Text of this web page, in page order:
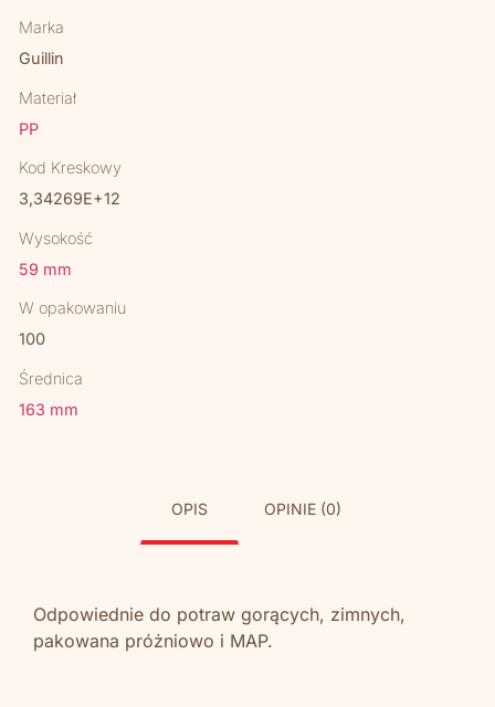
Marka
Guillin
Materiał
PP
Kod Kreskowy
3,34269E+12
Wysokość
59 mm
W opakowaniu
100
Średnica
163 mm
OPIS OPINIE (0)
Odpowiednie do potraw gorących, zimnych,
pakowana próżniowo i MAP.